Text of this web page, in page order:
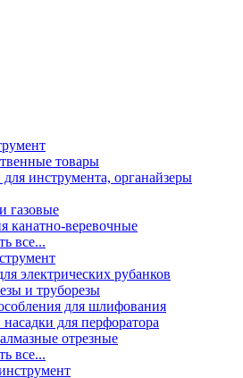
товары
инструмента, органайзеры
газовые
канатно-веревочные
все...
электрических рубанков
и труборезы
для шлифования
для перфоратора
отрезные
все...